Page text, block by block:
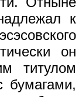
к
он
титулом
бумагами,